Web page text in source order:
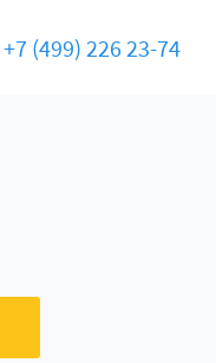
+7 (499) 226 23-74